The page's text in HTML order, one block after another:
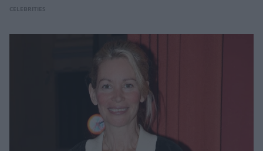
CELEBRITIES